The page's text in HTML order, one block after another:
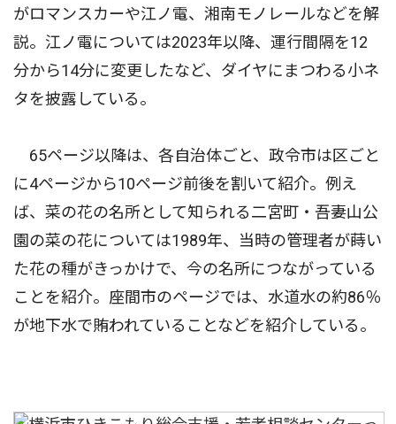
がロマンスカーや江ノ電、湘南モノレールなどを解
説。江ノ電については2023年以降、運行間隔を12
分から14分に変更したなど、ダイヤにまつわる小ネ
タを披露している。
65ページ以降は、各自治体ごと、政令市は区ごと
に4ページから10ページ前後を割いて紹介。例え
ば、菜の花の名所として知られる二宮町・吾妻山公
園の菜の花については1989年、当時の管理者が蒔い
た花の種がきっかけで、今の名所につながっている
ことを紹介。座間市のページでは、水道水の約86％
が地下水で賄われていることなどを紹介している。